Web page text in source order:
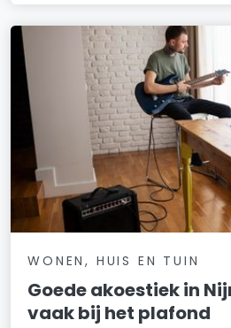
WONEN, HUIS EN TUIN
Goede akoestiek in
vaak bij het plafond